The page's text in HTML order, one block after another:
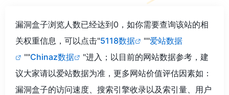
漏洞盒子浏览人数已经达到0，如你需要查询该站的相
关权重信息，可以点击"5118数据 ""爱站数据
""Chinaz数据
"进入；以目前的网站数据参考，建
议大家请以爱站数据为准，更多网站价值评估因素如：
漏洞盒子的访问速度、搜索引擎收录以及索引量、用户